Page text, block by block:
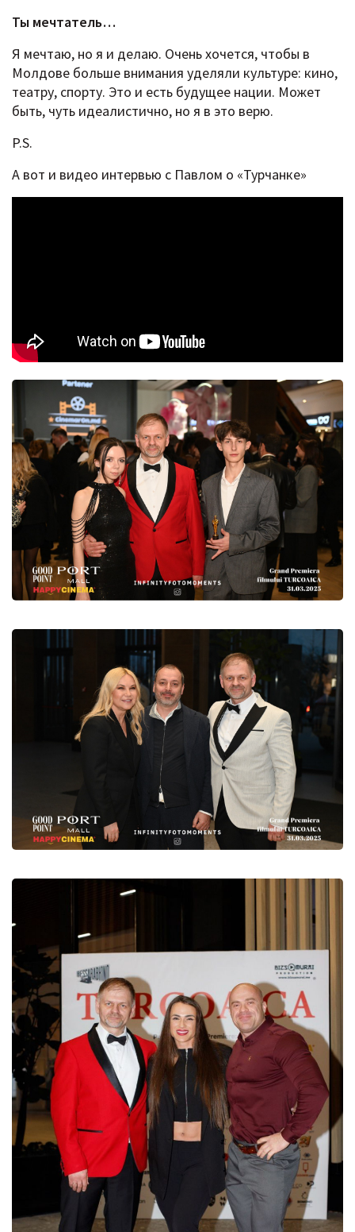
Ты мечтатель…
Я мечтаю, но я и делаю. Очень хочется, чтобы в
Молдове больше внимания уделяли культуре: кино,
театру, спорту. Это и есть будущее нации. Может
быть, чуть идеалистично, но я в это верю.
P.S.
А вот и видео интервью с Павлом о «Турчанке»